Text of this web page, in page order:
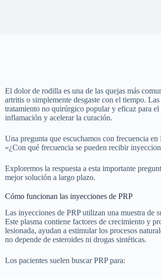
El dolor de rodilla es una de las quejas más
artritis o simplemente desgaste con el tiempo.
tratamiento no quirúrgico popular y eficaz para
inflamación y acelerar la curación.
Una pregunta que escuchamos con frecuencia
«¿Con qué frecuencia se pueden recibir
Exploremos la respuesta a esta importante
mejor solución a largo plazo.
Cómo funcionan las inyecciones de PRP
Las inyecciones de PRP utilizan una muestra de
Este plasma contiene factores de crecimiento y
lesionada, ayudan a estimular los procesos
no depende de esteroides ni drogas sintéticas.
Los pacientes suelen buscar PRP para: